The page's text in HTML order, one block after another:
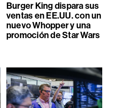
Burger King dispara sus
ventas en EE.UU. con un
nuevo Whopper y una
promoción de Star Wars